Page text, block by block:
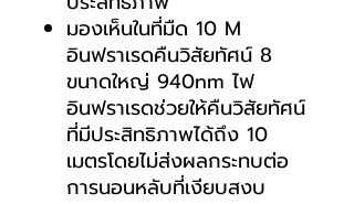
มองเห็นในที่มืด 10 M
อินฟราเรดคืนวิสัยทัศน์ 8
ขนาดใหญ่ 940nm ไฟ
อินฟราเรดช่วยให้คืนวิสัยทัศน์
ที่มีประสิทธิภาพได้ถึง 10
เมตรโดยไม่ส่งผลกระทบต่อ
การนอนหลับที่เงียบสงบ